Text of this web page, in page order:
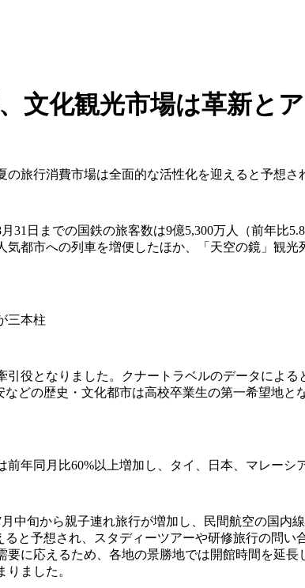
文化観光市場は革新と
旅行消費市場は全面的な活性化を迎えると予想さ
31日までの国鉄の旅客数は9億5,300万人（前年比
都市への列車を増便したほか、「天空の鏡」観
三本柱
役となりました。クナートラベルのデータによ
どの歴史・文化都市は高校卒業生の第一希望地
年同月比60%以上増加し、タイ、日本、マレーシ
中旬から親子連れ旅行が増加し、民間航空の国内
と予想され、スタディーツアーや研修旅行の問
に応えるため、各地の景勝地では開館時間を延
ました。